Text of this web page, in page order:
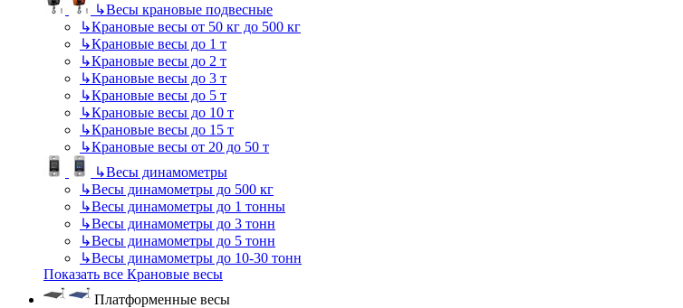
↳Весы крановые подвесные
↳Крановые весы от 50 кг до 500 кг
↳Крановые весы до 1 т
↳Крановые весы до 2 т
↳Крановые весы до 3 т
↳Крановые весы до 5 т
↳Крановые весы до 10 т
↳Крановые весы до 15 т
↳Крановые весы от 20 до 50 т
↳Весы динамометры
↳Весы динамометры до 500 кг
↳Весы динамометры до 1 тонны
↳Весы динамометры до 3 тонн
↳Весы динамометры до 5 тонн
↳Весы динамометры до 10-30 тонн
Показать все Крановые весы
Платформенные весы